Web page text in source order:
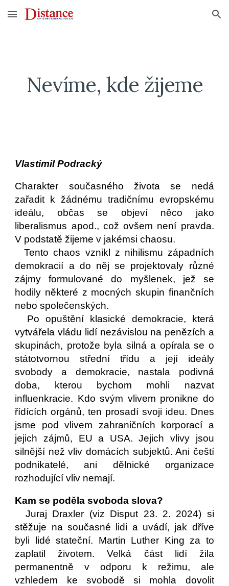
Skip to main content Skip to navigation
Nevíme, kde žijeme
Vlastimil Podracký
Charakter současného života se nedá
zařadit k žádnému tradičnímu evropskému
ideálu, občas se objeví něco jako
liberalismus apod., což ovšem není pravda.
V podstatě žijeme v jakémsi chaosu.
Tento chaos vznikl z nihilismu západních
demokracií a do něj se projektovaly různé
zájmy formulované do myšlenek, jež se
hodily některé z mocných skupin finančních
nebo společenských.
Po opuštění klasické demokracie, která
vytvářela vládu lidí nezávislou na penězích a
skupinách, protože byla silná a opírala se o
státotvornou střední třídu a její ideály
svobody a demokracie, nastala podivná
doba, kterou bychom mohli nazvat
influenkracie. Kdo svým vlivem pronikne do
řídících orgánů, ten prosadí svoji ideu. Dnes
jsme pod vlivem zahraničních korporací a
jejich zájmů, EU a USA. Jejich vlivy jsou
silnější než vliv domácích subjektů. Ani čeští
podnikatelé, ani dělnické organizace
rozhodující vliv nemají.
Kam se poděla svoboda slova?
Juraj Draxler (viz Disput 23. 2. 2024) si
stěžuje na současné lidi a uvádí, jak dříve
byli lidé stateční. Martin Luther King za to
zaplatil životem. Velká část lidí žila
permanentně v odporu k režimu, ale
vzhledem ke svobodě si mohla dovolit